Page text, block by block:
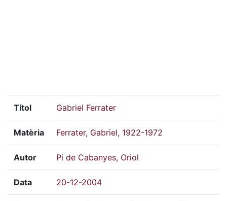
Títol Gabriel Ferrater
Matèria Ferrater, Gabriel, 1922-1972
Autor Pi de Cabanyes, Oriol
Data 20-12-2004